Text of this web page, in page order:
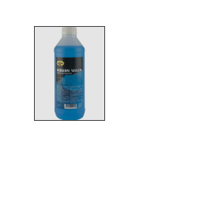
Product